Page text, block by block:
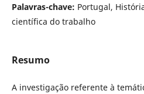
Palavras-chave: Portugal,
científica do trabalho
Resumo
A investigação referente à